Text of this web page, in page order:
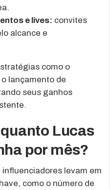
e lives: convites
alcance e
como o
lançamento de
seus ganhos
Lucas
por mês?
levam em
como o número de